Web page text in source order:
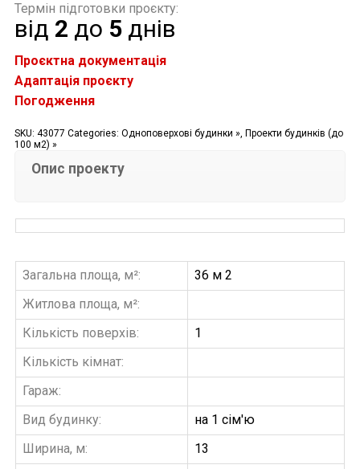
Термін підготовки проєкту:
від 2 до 5 днів
Проєктна документація
Адаптація проєкту
Погодження
SKU: 43077 Categories: Одноповерхові будинки », Проекти будинків (до
100 м2) »
Опис проекту
Загальна площа, м²:
36 м 2
Житлова площа, м²:
Кількість поверхів:
1
Кількість кімнат:
Гараж:
Вид будинку:
на 1 сім'ю
Ширина, м:
13